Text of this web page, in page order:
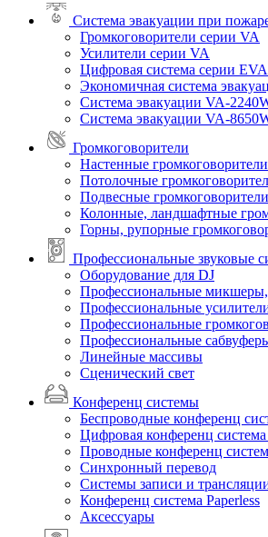
Система эвакуации при
Громкоговорители серии VA
Усилители серии VA
Цифровая система серии
Экономичная система
Система эвакуации VA-
Система эвакуации VA-
Громкоговорители
Настенные громкоговорители
Потолочные
Подвесные громкоговорители
Колонные, ландшафтные
Горны, рупорные
Профессиональные звуковые
Оборудование для DJ
Профессиональные
Профессиональные
Профессиональные
Профессиональные
Линейные массивы
Сценический свет
Конференц системы
Беспроводные конференц
Цифровая конференц
Проводные конференц
Синхронный перевод
Системы записи и
Конференц система Paperless
Аксессуары